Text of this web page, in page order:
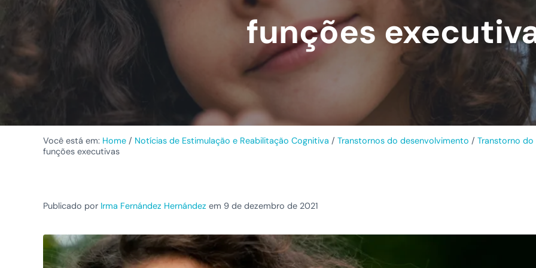
funções
Você está em: Home / Notícias de Estimulação e Reabilitação Cognitiva / Transtornos do desenvolvimento / Transtorno
funções executivas
Publicado por Irma Fernández Hernández em 9 de dezembro de 2021